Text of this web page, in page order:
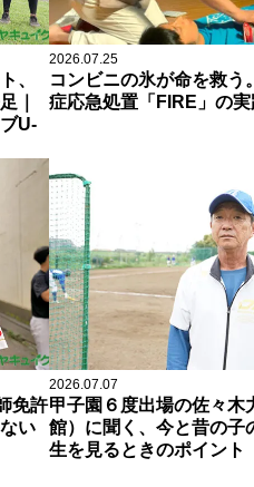
、
｜
U-
2026.07.25
コンビニの氷が命を救う
症応急処置「FIRE」の
免許
い
2026.07.07
甲子園６度出場の佐々木
館）に聞く、今と昔の子
生を見るときのポイント